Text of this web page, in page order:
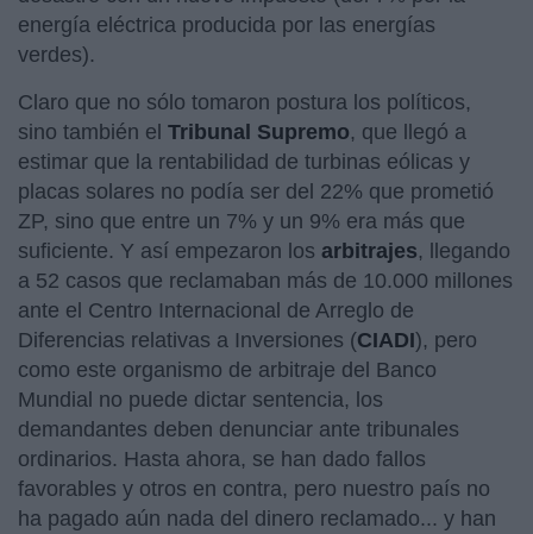
energía eléctrica producida por las energías
verdes).
Claro que no sólo tomaron postura los políticos,
sino también el Tribunal Supremo, que llegó a
estimar que la rentabilidad de turbinas eólicas y
placas solares no podía ser del 22% que prometió
ZP, sino que entre un 7% y un 9% era más que
suficiente. Y así empezaron los arbitrajes, llegando
a 52 casos que reclamaban más de 10.000 millones
ante el Centro Internacional de Arreglo de
Diferencias relativas a Inversiones (CIADI), pero
como este organismo de arbitraje del Banco
Mundial no puede dictar sentencia, los
demandantes deben denunciar ante tribunales
ordinarios. Hasta ahora, se han dado fallos
favorables y otros en contra, pero nuestro país no
ha pagado aún nada del dinero reclamado... y han